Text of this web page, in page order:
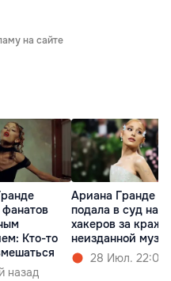
на сайте
фанатов
Кто-то
назад
Ариана Гранде
подала в суд на
хакеров за кражу
неизданной
28 Июл. 22:02